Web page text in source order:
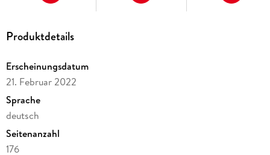
Produktdetails
Erscheinungsdatum
21. Februar 2022
Sprache
deutsch
Seitenanzahl
176